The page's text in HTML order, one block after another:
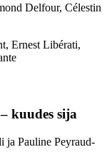
Delfour, Célestin
Ernest Libérati,
kuudes sija
ja Pauline Peyraud-